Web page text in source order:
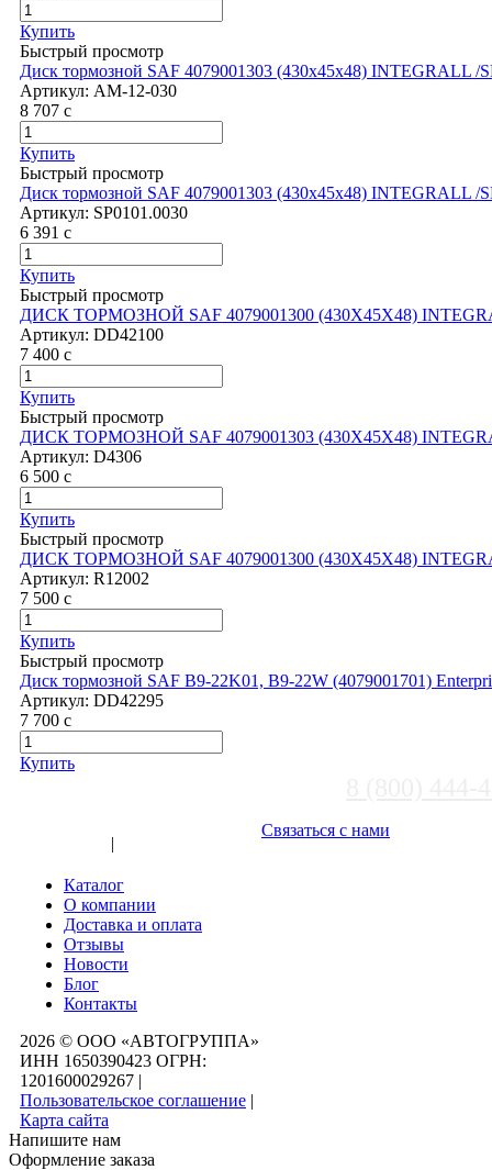
Купить
Быстрый просмотр
Диск тормозной SAF 4079001303 (430x45x48) INTEGRALL /
Артикул: АМ-12-030
8 707 c
Купить
Быстрый просмотр
Диск тормозной SAF 4079001303 (430x45x48) INTEGRALL /
Артикул: SP0101.0030
6 391 c
Купить
Быстрый просмотр
ДИСК ТОРМОЗНОЙ SAF 4079001300 (430X45X48)
Артикул: DD42100
7 400 c
Купить
Быстрый просмотр
ДИСК ТОРМОЗНОЙ SAF 4079001303 (430X45X48)
Артикул: D4306
6 500 c
Купить
Быстрый просмотр
ДИСК ТОРМОЗНОЙ SAF 4079001300 (430X45X48)
Артикул: R12002
7 500 c
Купить
Быстрый просмотр
Диск тормозной SAF B9-22K01, B9-22W (4079001701)
Артикул: DD42295
7 700 c
Купить
|
Связаться с нами
Каталог
О компании
Доставка и оплата
Отзывы
Новости
Блог
Контакты
2026 © ООО «АВТОГРУППА»
ИНН 1650390423 ОГРН:
1201600029267 |
Пользовательское соглашение |
Карта сайта
Напишите нам
Оформление заказа